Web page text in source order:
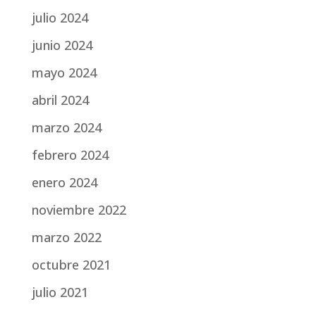
julio 2024
junio 2024
mayo 2024
abril 2024
marzo 2024
febrero 2024
enero 2024
noviembre 2022
marzo 2022
octubre 2021
julio 2021